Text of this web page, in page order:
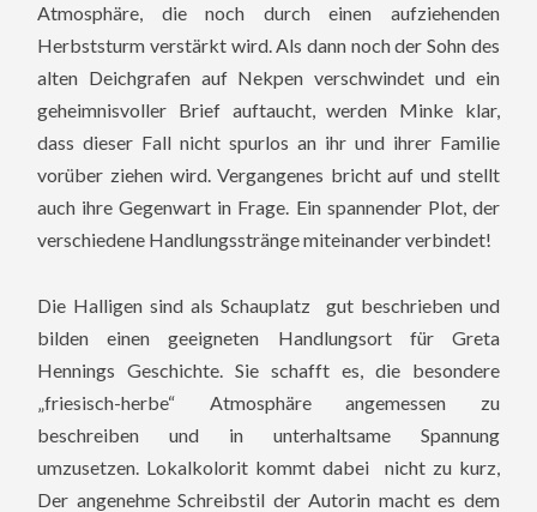
Atmosphäre, die noch durch einen aufziehenden
Herbststurm verstärkt wird. Als dann noch der Sohn des
alten Deichgrafen auf Nekpen verschwindet und ein
geheimnisvoller Brief auftaucht, werden Minke klar,
dass dieser Fall nicht spurlos an ihr und ihrer Familie
vorüber ziehen wird. Vergangenes bricht auf und stellt
auch ihre Gegenwart in Frage. Ein spannender Plot, der
verschiedene Handlungsstränge miteinander verbindet!
Die Halligen sind als Schauplatz gut beschrieben und
bilden einen geeigneten Handlungsort für Greta
Hennings Geschichte. Sie schafft es, die besondere
„friesisch-herbe“ Atmosphäre angemessen zu
beschreiben und in unterhaltsame Spannung
umzusetzen. Lokalkolorit kommt dabei nicht zu kurz,
Der angenehme Schreibstil der Autorin macht es dem